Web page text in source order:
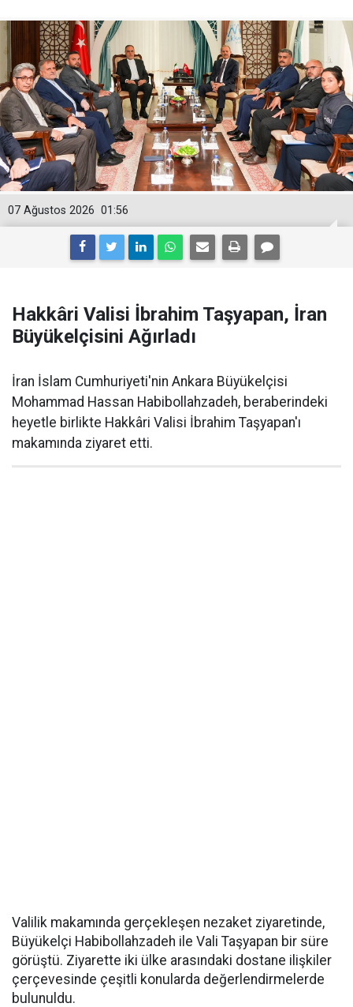
01:56
07 Ağustos 2026
Hakkâri Valisi İbrahim Taşyapan, İran
Büyükelçisini Ağırladı
İran İslam Cumhuriyeti'nin Ankara Büyükelçisi
Mohammad Hassan Habibollahzadeh, beraberindeki
heyetle birlikte Hakkâri Valisi İbrahim Taşyapan'ı
makamında ziyaret etti.
Valilik makamında gerçekleşen nezaket ziyaretinde,
Büyükelçi Habibollahzadeh ile Vali Taşyapan bir süre
görüştü. Ziyarette iki ülke arasındaki dostane ilişkiler
çerçevesinde çeşitli konularda değerlendirmelerde
bulunuldu.